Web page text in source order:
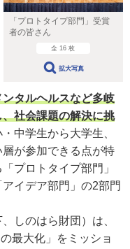
「プロトタイプ部門」受賞
者の皆さん
全 16 枚
拡大写真
タルヘルスなど多岐
社会課題の解決に挑
中学生から大学生、
が参加できる点が特
プロトタイプ部門」
イデア部門」の2部門
しのはら財団）は、
最大化」をミッショ